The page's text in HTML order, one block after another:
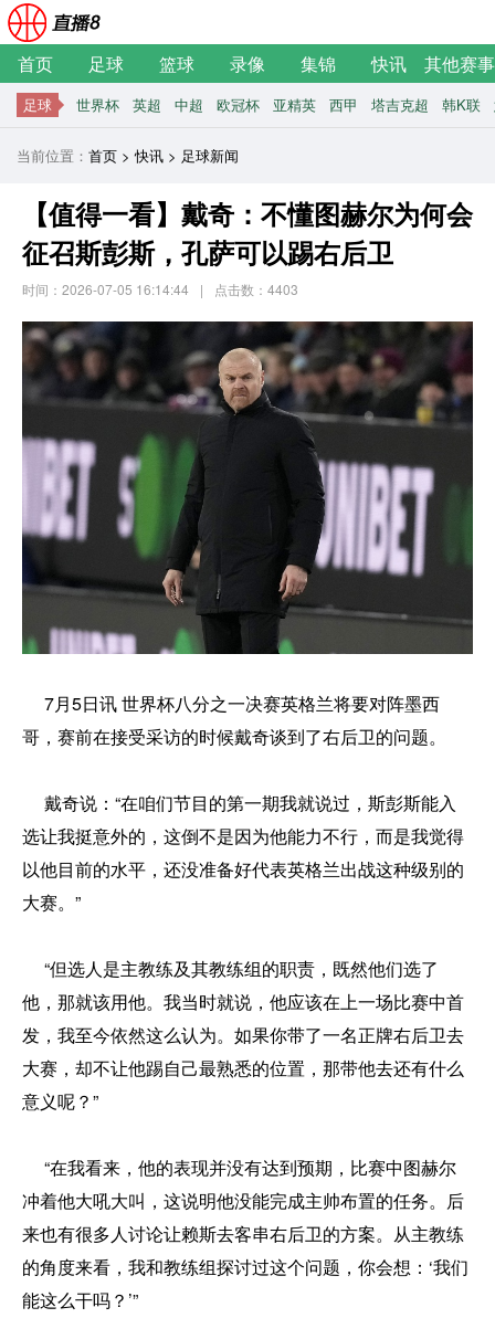
首页 足球 篮球 录像 集锦 快讯 其他赛事
足球 世界杯 英超 中超 欧冠杯 亚精英 西甲 塔吉克超 韩K联
当前位置： 首页 >快讯 > 足球新闻
【值得一看】戴奇：不懂图赫尔为何会
征召斯彭斯，孔萨可以踢右后卫
时间：2026-07-05 16:14:44 | 点击数： 4403
7月5日讯 世界杯八分之一决赛英格兰将要对阵墨西
哥，赛前在接受采访的时候戴奇谈到了右后卫的问题。
戴奇说：“在咱们节目的第一期我就说过，斯彭斯能入
选让我挺意外的，这倒不是因为他能力不行，而是我觉得
以他目前的水平，还没准备好代表英格兰出战这种级别的
大赛。”
“但选人是主教练及其教练组的职责，既然他们选了
他，那就该用他。我当时就说，他应该在上一场比赛中首
发，我至今依然这么认为。如果你带了一名正牌右后卫去
大赛，却不让他踢自己最熟悉的位置，那带他去还有什么
意义呢？”
“在我看来，他的表现并没有达到预期，比赛中图赫尔
冲着他大吼大叫，这说明他没能完成主帅布置的任务。后
来也有很多人讨论让赖斯去客串右后卫的方案。从主教练
的角度来看，我和教练组探讨过这个问题，你会想：‘我们
能这么干吗？’”